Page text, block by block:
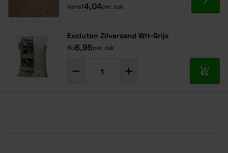
Vanaf4,04per zak Ga
Excluton Zilverzand Wit-Grijs
Nu6,95per zak
In